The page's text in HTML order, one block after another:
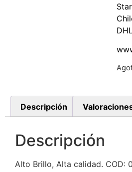
Descripción
Descripción
Alto Brillo, Alta calidad. COD: